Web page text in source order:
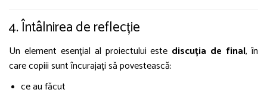
4. Întâlnirea de reflecție
Un element esențial al proiectului este discuția de final, în
care copiii sunt încurajați să povestească:
ce au făcut